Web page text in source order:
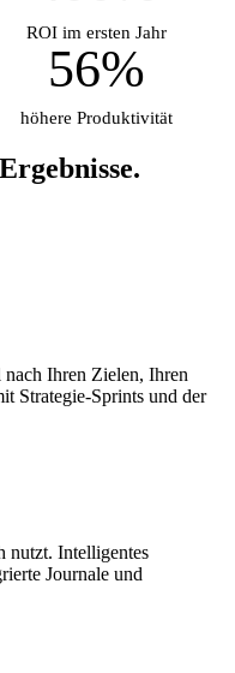
ROI im ersten Jahr
56%
höhere Produktivität
Ergebnisse.
Ihren Zielen, Ihren
Strategie-Sprints und der
nutzt. Intelligentes
Journale und